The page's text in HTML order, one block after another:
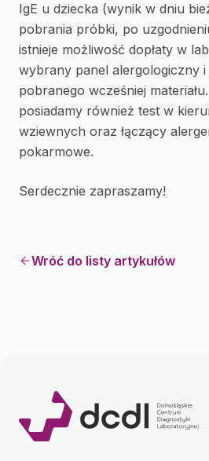
IgE u dziecka (wynik w dniu
pobrania próbki, po
istnieje możliwość dopłaty w
wybrany panel alergologiczny
pobranego wcześniej
posiadamy również test w
wziewnych oraz łączący
pokarmowe.
Serdecznie zapraszamy!
Wróć do listy artykułów